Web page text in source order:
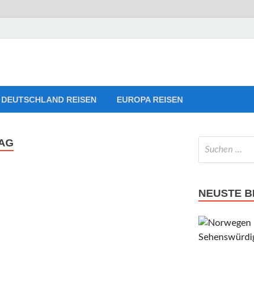
für Ihre
DEUTSCHLAND REISEN EUROPA REISEN
NEUSTE